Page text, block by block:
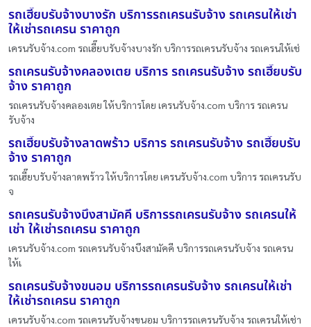
รถเฮี๊ยบรับจ้างบางรัก บริการรถเครนรับจ้าง รถเครนให้เช่า
ให้เช่ารถเครน ราคาถูก
เครนรับจ้าง.com รถเฮี๊ยบรับจ้างบางรัก บริการรถเครนรับจ้าง รถเครนให้เช่
รถเครนรับจ้างคลองเตย บริการ รถเครนรับจ้าง รถเฮี๊ยบรับ
จ้าง ราคาถูก
รถเครนรับจ้างคลองเตย ให้บริการโดย เครนรับจ้าง.com บริการ รถเครน
รับจ้าง
รถเฮี๊ยบรับจ้างลาดพร้าว บริการ รถเครนรับจ้าง รถเฮี๊ยบรับ
จ้าง ราคาถูก
รถเฮี๊ยบรับจ้างลาดพร้าว ให้บริการโดย เครนรับจ้าง.com บริการ รถเครนรับ
จ
รถเครนรับจ้างบึงสามัคคี บริการรถเครนรับจ้าง รถเครนให้
เช่า ให้เช่ารถเครน ราคาถูก
เครนรับจ้าง.com รถเครนรับจ้างบึงสามัคคี บริการรถเครนรับจ้าง รถเครน
ให้เ
รถเครนรับจ้างขนอม บริการรถเครนรับจ้าง รถเครนให้เช่า
ให้เช่ารถเครน ราคาถูก
เครนรับจ้าง.com รถเครนรับจ้างขนอม บริการรถเครนรับจ้าง รถเครนให้เช่า